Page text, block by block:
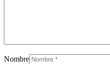
Nombre